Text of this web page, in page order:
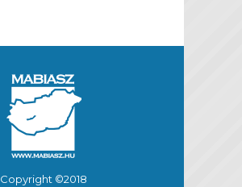
Copyright ©2018